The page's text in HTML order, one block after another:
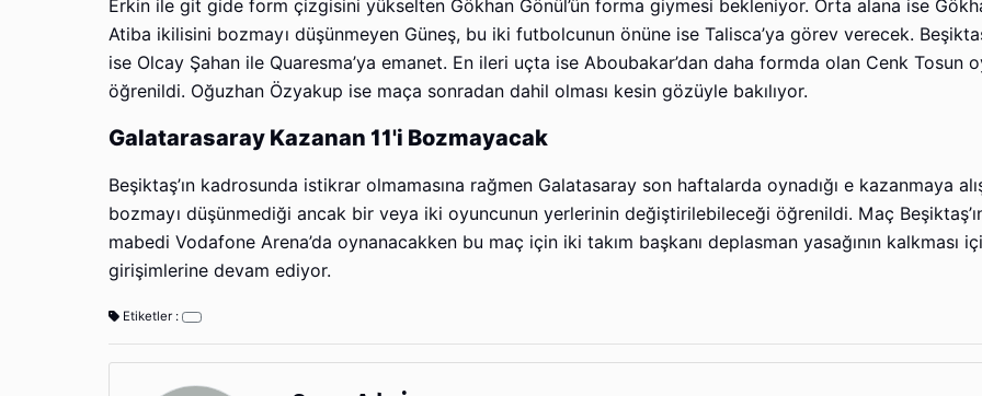
Erkin ile git gide form çizgisini yükselten Gökhan Gönül’ün forma giymesi bekleniyor. Orta alana ise
Atiba ikilisini bozmayı düşünmeyen Güneş, bu iki futbolcunun önüne ise Talisca’ya görev verecek.
ise Olcay Şahan ile Quaresma’ya emanet. En ileri uçta ise Aboubakar’dan daha formda olan Cenk Tosun
öğrenildi. Oğuzhan Özyakup ise maça sonradan dahil olması kesin gözüyle bakılıyor.
Galatarasaray Kazanan 11'i Bozmayacak
Beşiktaş’ın kadrosunda istikrar olmamasına rağmen Galatasaray son haftalarda oynadığı e kazanmaya
bozmayı düşünmediği ancak bir veya iki oyuncunun yerlerinin değiştirilebileceği öğrenildi. Maç
mabedi Vodafone Arena’da oynanacakken bu maç için iki takım başkanı deplasman yasağının kalkması
girişimlerine devam ediyor.
Etiketler :